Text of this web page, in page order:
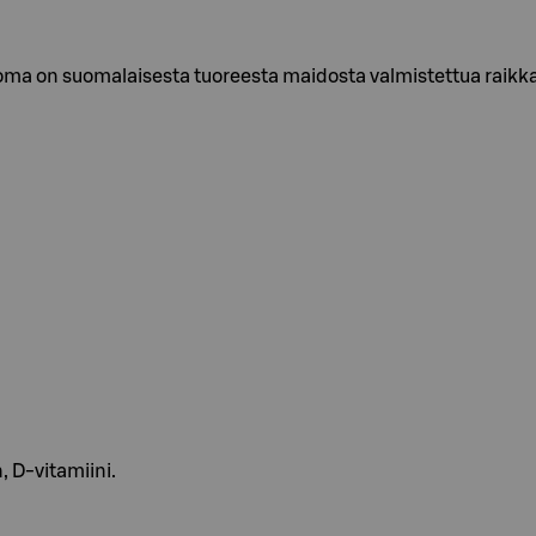
on suomalaisesta tuoreesta maidosta valmistettua
D-vitamiini.